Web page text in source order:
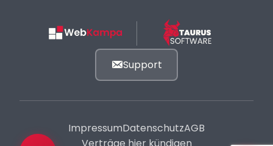
Support
ImpressumDatenschutzAGB
Verträge hier kündigen